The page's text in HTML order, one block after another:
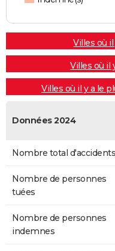
Villes où
Villes où il
Villes où il y a le
Données 2024
Nombre total d'accidents
Nombre de personnes
tuées
Nombre de personnes
indemnes